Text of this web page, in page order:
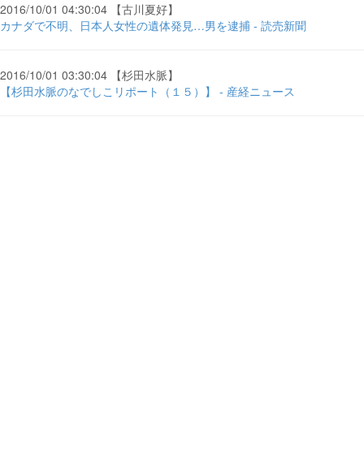
2016/10/01 04:30:04 【古川夏好】
カナダで不明、日本人女性の遺体発見…男を逮捕 - 読売新聞
2016/10/01 03:30:04 【杉田水脈】
【杉田水脈のなでしこリポート（１５）】 - 産経ニュース